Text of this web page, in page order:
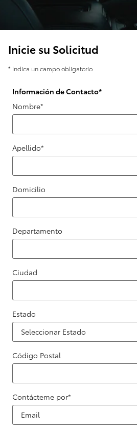
Inicie su Solicitud
* Indica un campo obligatorio
Información de Contacto*
Nombre*
Apellido*
Domicilio
Departamento
Ciudad
Estado
Código Postal
Contácteme por*